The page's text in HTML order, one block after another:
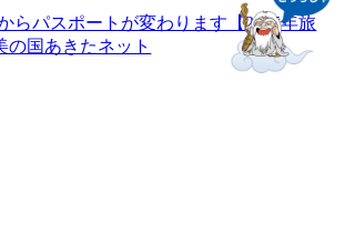
らパスポートが変わります【2025年旅
の国あきたネット